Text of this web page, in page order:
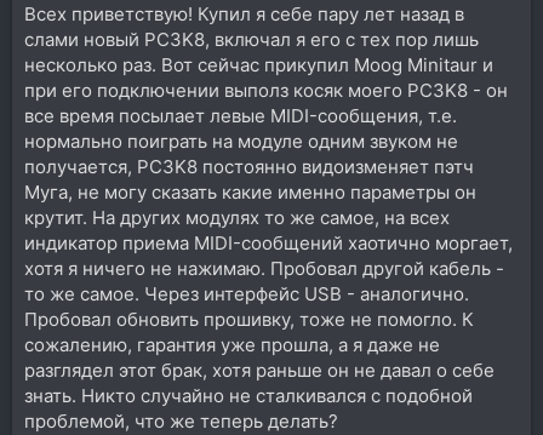
Всех приветствую! Купил я себе пару лет назад в
слами новый PC3K8, включал я его с тех пор лишь
несколько раз. Вот сейчас прикупил Moog Minitaur и
при его подключении выполз косяк моего PC3K8 - он
все время посылает левые MIDI-сообщения, т.е.
нормально поиграть на модуле одним звуком не
получается, PC3K8 постоянно видоизменяет пэтч
Муга, не могу сказать какие именно параметры он
крутит. На других модулях то же самое, на всех
индикатор приема MIDI-сообщений хаотично моргает,
хотя я ничего не нажимаю. Пробовал другой кабель -
то же самое. Через интерфейс USB - аналогично.
Пробовал обновить прошивку, тоже не помогло. К
сожалению, гарантия уже прошла, а я даже не
разглядел этот брак, хотя раньше он не давал о себе
знать. Никто случайно не сталкивался с подобной
проблемой, что же теперь делать?